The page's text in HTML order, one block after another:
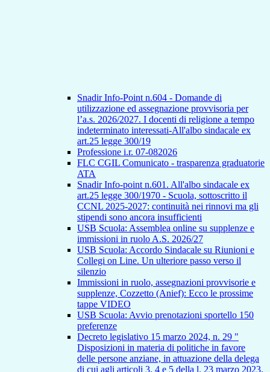
Snadir Info-Point n.604 - Domande di
utilizzazione ed assegnazione provvisoria per
l’a.s. 2026/2027. I docenti di religione a tempo
indeterminato interessati-All'albo sindacale ex
art.25 legge 300/19
Professione i.r. 07-082026
FLC CGIL Comunicato - trasparenza graduatorie
ATA
Snadir Info-point n.601. All'albo sindacale ex
art.25 legge 300/1970 - Scuola, sottoscritto il
CCNL 2025-2027: continuità nei rinnovi ma gli
stipendi sono ancora insufficienti
USB Scuola: Assemblea online su supplenze e
immissioni in ruolo A.S. 2026/27
USB Scuola: Accordo Sindacale su Riunioni e
Collegi on Line. Un ulteriore passo verso il
silenzio
Immissioni in ruolo, assegnazioni provvisorie e
supplenze, Cozzetto (Anief): Ecco le prossime
tappe VIDEO
USB Scuola: Avvio prenotazioni sportello 150
preferenze
Decreto legislativo 15 marzo 2024, n. 29 "
Disposizioni in materia di politiche in favore
delle persone anziane, in attuazione della delega
di cui agli articoli 3, 4 e 5 della l. 23 marzo 2023,